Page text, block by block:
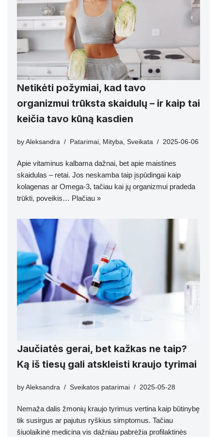
Netikėti požymiai, kad tavo
organizmui trūksta skaidulų – ir kaip tai
keičia tavo kūną kasdien
by Aleksandra Patarimai, Mityba, Sveikata 2025-06-06
Apie vitaminus kalbama dažnai, bet apie maistines
skaidulas – retai. Jos neskamba taip įspūdingai kaip
kolagenas ar Omega-3, tačiau kai jų organizmui pradeda
trūkti, poveikis… Plačiau »
Jaučiatės gerai, bet kažkas ne taip?
Ką iš tiesų gali atskleisti kraujo tyrimai
by Aleksandra Sveikatos patarimai 2025-05-28
Nemaža dalis žmonių kraujo tyrimus vertina kaip būtinybę
tik susirgus ar pajutus ryškius simptomus. Tačiau
šiuolaikinė medicina vis dažniau pabrėžia profilaktinės